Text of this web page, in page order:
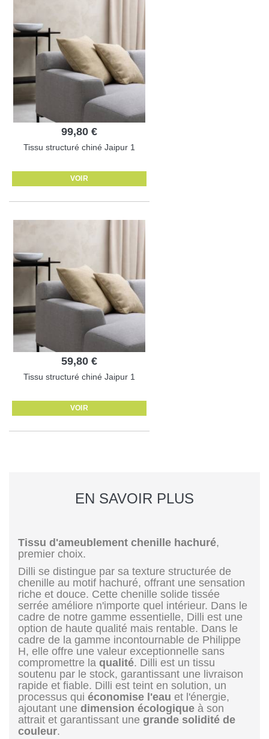
99,80 €
Tissu structuré chiné Jaipur 1
VOIR
59,80 €
Tissu structuré chiné Jaipur 1
VOIR
EN SAVOIR PLUS
Tissu d'ameublement chenille hachuré,
premier choix.
Dilli se distingue par sa texture structurée de
chenille au motif hachuré, offrant une sensation
riche et douce. Cette chenille solide tissée
serrée améliore n'importe quel intérieur. Dans le
cadre de notre gamme essentielle, Dilli est une
option de haute qualité mais rentable. Dans le
cadre de la gamme incontournable de Philippe
H, elle offre une valeur exceptionnelle sans
compromettre la qualité. Dilli est un tissu
soutenu par le stock, garantissant une livraison
rapide et fiable. Dilli est teint en solution, un
processus qui économise l'eau et l'énergie,
ajoutant une dimension écologique à son
attrait et garantissant une grande solidité de
couleur.